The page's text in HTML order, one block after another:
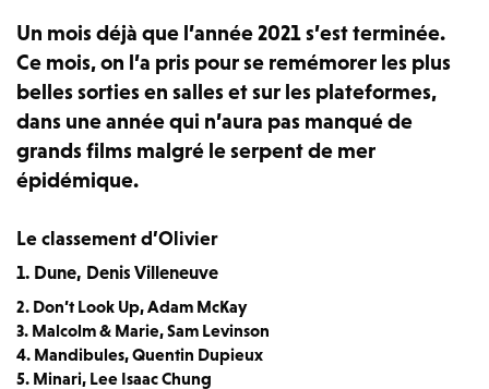
Un mois déjà que l’année 2021 s’est terminée.
Ce mois, on l’a pris pour se remémorer les plus
belles sorties en salles et sur les plateformes,
dans une année qui n’aura pas manqué de
grands films malgré le serpent de mer
épidémique.
Le classement d’Olivier
1. Dune, Denis Villeneuve
2. Don’t Look Up, Adam McKay
3. Malcolm & Marie, Sam Levinson
4. Mandibules, Quentin Dupieux
5. Minari, Lee Isaac Chung